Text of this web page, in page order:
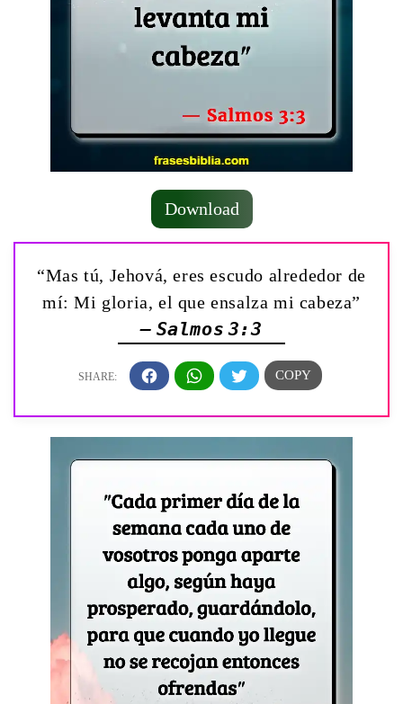
Download
“Mas tú, Jehová, eres escudo alrededor de
mí: Mi gloria, el que ensalza mi cabeza”
— Salmos 3:3